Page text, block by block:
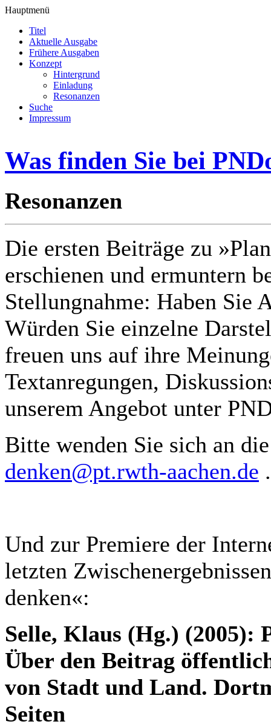
Hauptmenü
Titel
Aktuelle Ausgabe
Frühere Ausgaben
Konzept
Hintergrund
Einladung
Resonanzen
Suche
Impressum
Was finden Sie bei
Resonanzen
Die ersten Beiträge zu
erschienen und ermuntern
Stellungnahme: Haben Sie
Würden Sie einzelne
freuen uns auf ihre
Textanregungen,
unserem Angebot unter
Bitte wenden Sie sich an
denken@pt.rwth-aachen.de .
Und zur Premiere der
letzten
denken«:
Selle, Klaus (Hg.) (2005):
Über den Beitrag
von Stadt und Land.
Seiten